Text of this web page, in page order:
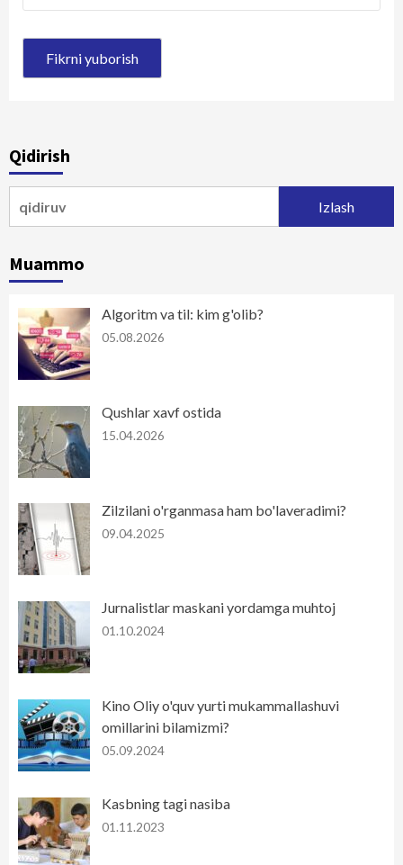
Qidirish
Muammo
Algoritm va til: kim g'olib?
05.08.2026
Qushlar xavf ostida
15.04.2026
Zilzilani o'rganmasa ham bo'laveradimi?
09.04.2025
Jurnalistlar maskani yordamga muhtoj
01.10.2024
Kino Oliy o'quv yurti mukammallashuvi
omillarini bilamizmi?
05.09.2024
Kasbning tagi nasiba
01.11.2023